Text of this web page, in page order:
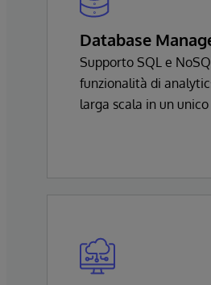
Database
Supporto SQL e
funzionalità di
larga scala in un